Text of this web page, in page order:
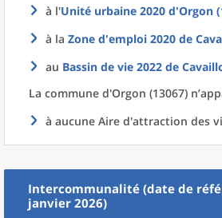
à l'Unité urbaine 2020 d'Orgon
à la Zone d'emploi 2020 de
au Bassin de vie 2022 de
La commune d'Orgon (13067)
à aucune Aire d'attraction des
Intercommunalité (date de
janvier 2026)